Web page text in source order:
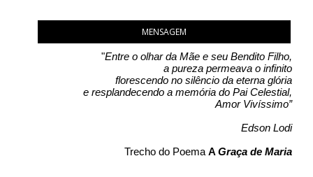
MENSAGEM
"Entre o olhar da Mãe e seu Bendito Filho,
a pureza permeava o infinito
florescendo no silêncio da eterna glória
e resplandecendo a memória do Pai Celestial,
Amor Vivíssimo”
Edson Lodi
Trecho do Poema A Graça de Maria